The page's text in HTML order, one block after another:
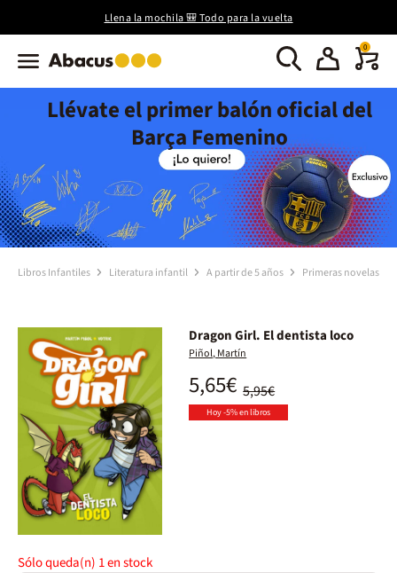
Llena la mochila 🎒 Todo para la vuelta
0
Llévate el primer balón oficial del
Barça Femenino
Libros Infantiles Literatura infantil A partir de 5 años Primeras novelas
Dragon Girl. El dentista loco
Piñol, Martín
5,95€
5,65€
Hoy -5% en libros
Sólo queda(n) 1en stock